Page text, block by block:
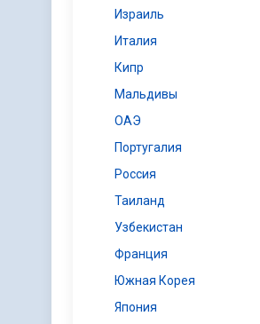
Израиль
Италия
Кипр
Мальдивы
ОАЭ
Португалия
Россия
Таиланд
Узбекистан
Франция
Южная Корея
Япония